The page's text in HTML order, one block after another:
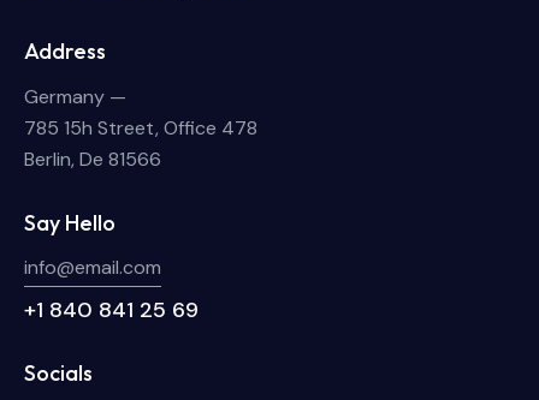
Address
Germany —
785 15h Street, Office 478
Berlin, De 81566
Say Hello
info@email.com
+1 840 841 25 69
Socials